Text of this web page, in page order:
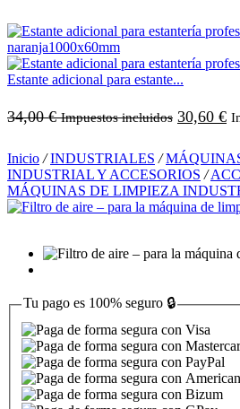
Estante adicional para estante...
34,00€ Impuestos incluidos 30,60 €
Inicio / INDUSTRIALES /
INDUSTRIAL Y ACCESORIOS /
MÁQUINAS DE LIMPIEZA
Tu pago es 100% seguro 🔒